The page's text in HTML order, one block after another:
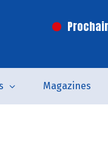
Magazines